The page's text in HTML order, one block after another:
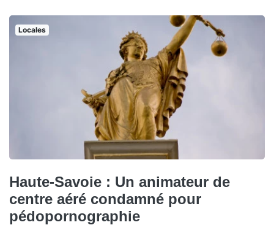
Locales
Haute-Savoie : Un animateur de
centre aéré condamné pour
pédopornographie